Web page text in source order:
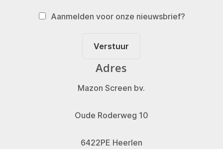
Aanmelden voor onze nieuwsbrief?
Verstuur
Adres
Mazon Screen bv.
Oude Roderweg 10
6422PE Heerlen